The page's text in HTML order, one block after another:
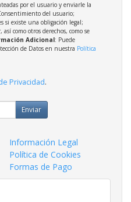
por el usuario y enviarle la
del usuario;
si existe una obligación legal;
como otros derechos, como se
Adicional: Puede
de Datos en nuestra Política
Privacidad.
Enviar
Información Legal
Política de Cookies
Formas de Pago